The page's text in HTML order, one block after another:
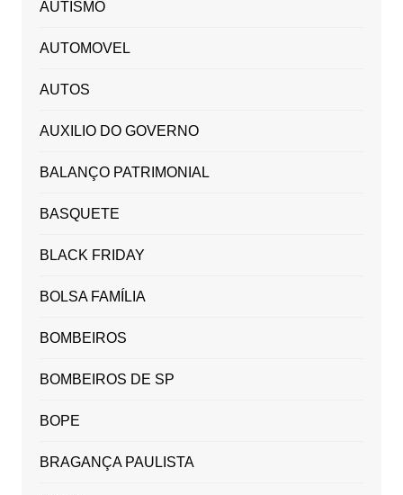
AUTISMO
AUTOMOVEL
AUTOS
AUXILIO DO GOVERNO
BALANÇO PATRIMONIAL
BASQUETE
BLACK FRIDAY
BOLSA FAMÍLIA
BOMBEIROS
BOMBEIROS DE SP
BOPE
BRAGANÇA PAULISTA